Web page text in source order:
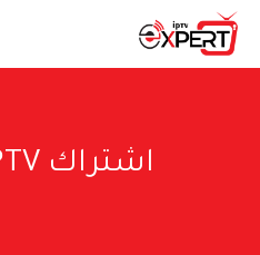
اشتراك IPTV للآيفون